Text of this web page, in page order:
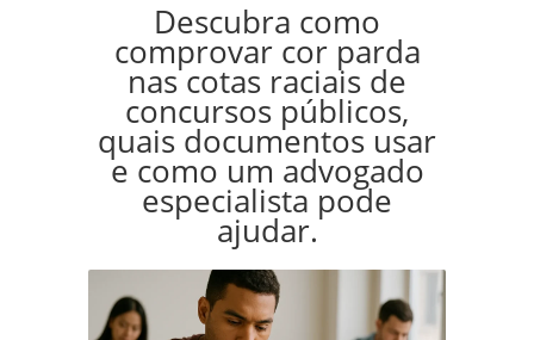
Descubra como
comprovar cor parda
nas cotas raciais de
concursos públicos,
quais documentos usar
e como um advogado
especialista pode
ajudar.